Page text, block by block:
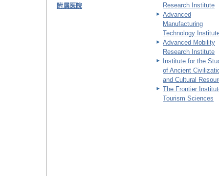
附属医院
Research Institute
Advanced
Manufacturing
Technology
Advanced Mobility
Research Institute
Institute for the
of Ancient
and Cultural
The Frontier
Tourism Sciences